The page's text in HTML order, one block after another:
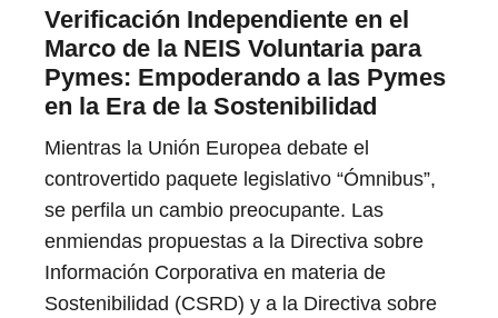
Verificación Independiente en el
Marco de la NEIS Voluntaria para
Pymes: Empoderando a las Pymes
en la Era de la Sostenibilidad
Mientras la Unión Europea debate el
controvertido paquete legislativo “Ómnibus”,
se perfila un cambio preocupante. Las
enmiendas propuestas a la Directiva sobre
Información Corporativa en materia de
Sostenibilidad (CSRD) y a la Directiva sobre